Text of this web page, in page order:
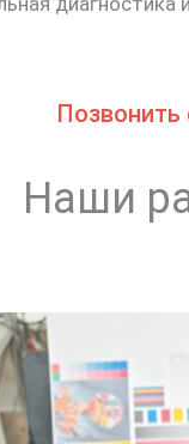
Позвонить
Наши